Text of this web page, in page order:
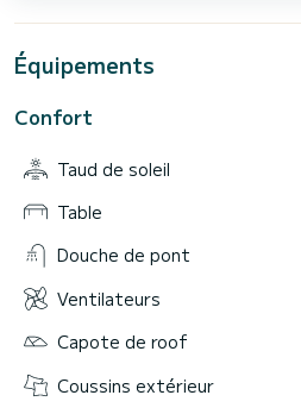
Équipements
Confort
Taud de soleil
Table
Douche de pont
Ventilateurs
Capote de roof
Coussins extérieur